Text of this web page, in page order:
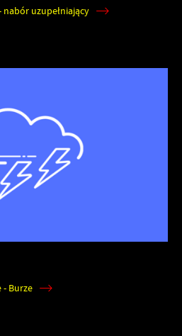
nabór uzupełniający
Burze